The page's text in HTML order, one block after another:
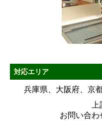
対応エリア
兵庫県、大阪府、京
お問い合わ